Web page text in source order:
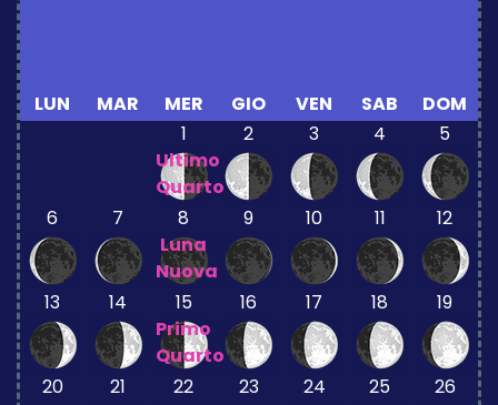
LUN MAR MER GIO VEN SAB
DOM
1
Ultimo
Quarto
2 3 4 5
6 7
8
Luna
Nuova
9 10 11 12
13 14
15
Primo
Quarto
16 17 18 19
20 21 22
23
24 25 26